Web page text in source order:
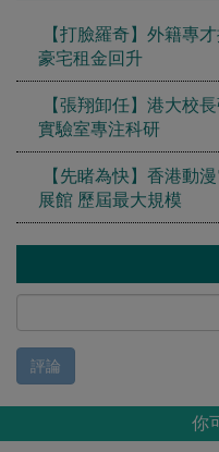
【打臉羅奇】外籍專
豪宅租金回升
【張翔卸任】港大校
實驗室專注科研
【先睹為快】香港動
展館 歷屆最大規模
評論
你